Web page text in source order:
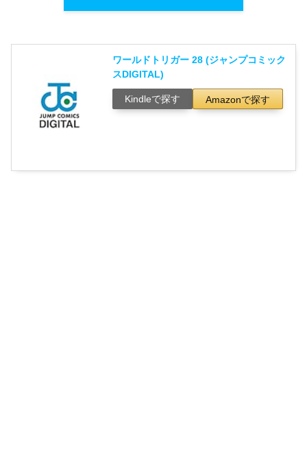
ワールドトリガー 28 (ジャンプコミック
スDIGITAL)
Kindleで探す Amazonで探す